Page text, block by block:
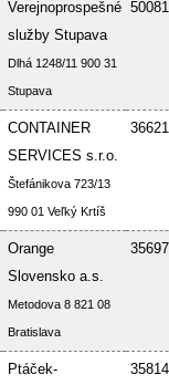
Verejnoprospešné
služby Stupava
Dlhá 1248/11 900 31
Stupava
CONTAINER
SERVICES s.r.o.
Štefánikova 723/13
990 01 Veľký Krtíš
Orange
Slovensko a.s.
Metodova 8 821 08
Bratislava
Ptáček-